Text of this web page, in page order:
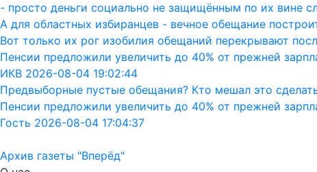
- просто деньги социально не защищённым по их вине
А для областных избиранцев - вечное обещание
Вот только их рог изобилия обещаний перекрывают
Пенсии предложили увеличить до 40% от прежней
ИКВ 2026-08-04 19:02:44
Предвыборные пустые обещания? Кто мешал это
Пенсии предложили увеличить до 40% от прежней
Гость 2026-08-04 17:04:37
Архив газеты "Вперёд"